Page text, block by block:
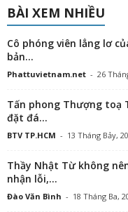
BÀI XEM NHIỀU
Cô phóng viên lẳng lơ
bản...
Phattuvietnam.net - 26
Tấn phong Thượng toạ
đặt đá...
BTV TP.HCM - 13 Tháng Bảy,
Thầy Nhật Từ không
nhận lỗi,...
Đào Văn Bình - 18 Tháng Ba,